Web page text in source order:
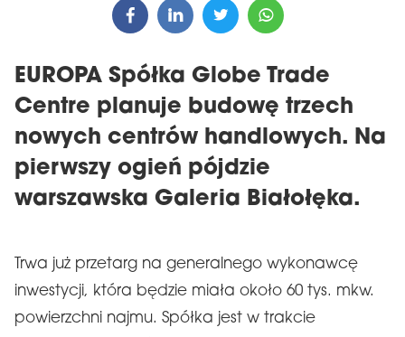
EUROPA Spółka Globe Trade
Centre planuje budowę trzech
nowych centrów handlowych. Na
pierwszy ogień pójdzie
warszawska Galeria Białołęka.
Trwa już przetarg na generalnego wykonawcę
inwestycji, która będzie miała około 60 tys. mkw.
powierzchni najmu. Spółka jest w trakcie